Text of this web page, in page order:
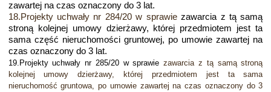
zawartej na czas oznaczony do 3 lat.
18.Projekty uchwały nr 284/20 w sprawiezawarcia z tą samą
stroną kolejnej umowy dzierżawy, której przedmiotem jest ta
sama część nieruchomości gruntowej, po umowie zawartej na
czas oznaczony do 3 lat.
19.Projekty uchwały nr 285/20 w sprawiezawarcia z tą samą stroną
kolejnej umowy dzierżawy, której przedmiotem jest ta sama
nieruchomość gruntowa, po umowie zawartej na czas oznaczony do 3